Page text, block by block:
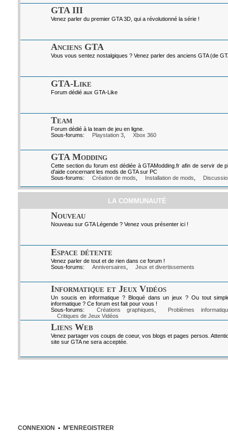
GTA III
Venez parler du premier GTA 3D, qui a révolutionné la série !
Anciens GTA
Vous vous sentez nostalgiques ? Venez parler des anciens GTA (de
GTA-Like
Forum dédié aux GTA-Like
Team
Forum dédié à la team de jeu en ligne.
Sous-forums:
Playstation 3, Xbox 360
GTA Modding
Cette section du forum est dédiée à GTAModding.fr afin de servir de
d'aide concernant les mods de GTA sur PC
Sous-forums:
Création de mods Installation de mods
LA COMMUNAUTÉ
Nouveau
Nouveau sur GTA Légende ? Venez vous présenter ici !
Espace détente
Venez parler de tout et de rien dans ce forum !
Sous-forums:
Anniversaires Jeux et divertissements
Informatique et Jeux Vidéos
Un soucis en informatique ? Bloqué dans un jeux ? Ou tout
informatique ? Ce forum est fait pour vous !
Sous-forums:
Créations graphiques
Problèmes
Critiques de Jeux Vidéos
Liens Web
Venez partager vos coups de coeur, vos blogs et pages persos.
site sur GTA ne sera acceptée.
CONNEXION • M’ENREGISTRER